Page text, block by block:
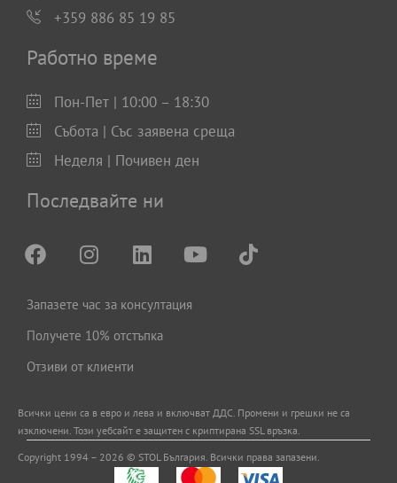
+359 886 85 19 85
Работно време
Пон-Пет | 10:00 – 18:30
Събота | Със заявена среща
Неделя | Почивен ден
Последвайте ни
Запазете час за консултация
Получете 10% отстъпка
Отзиви от клиенти
Всички цени са в евро и левa и включват ДДС. Промени и грешки не са
изключени. Този уебсайт е защитен с криптирана SSL връзка.
Copyright 1994 – 2026 © STOL България. Всички права запазени.